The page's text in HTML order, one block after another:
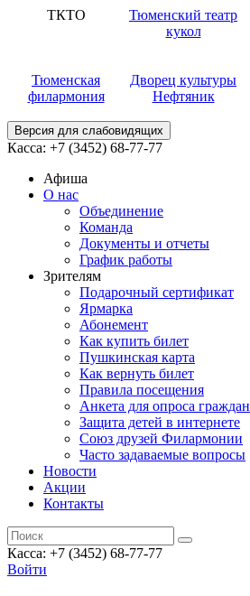
ТКТО
Тюменский театр
кукол
Тюменская
филармония
Дворец культуры
Нефтяник
Версия для слабовидящих
Касса: +7 (3452) 68-77-77
Афиша
О нас
Объединение
Команда
Документы и отчеты
График работы
Зрителям
Подарочный сертификат
Ярмарка
Абонемент
Как купить билет
Пушкинская карта
Как вернуть билет
Правила посещения
Анкета для опроса граждан
Защита детей в интернете
Союз друзей Филармонии
Часто задаваемые вопросы
Новости
Акции
Контакты
Касса: +7 (3452) 68-77-77
Войти